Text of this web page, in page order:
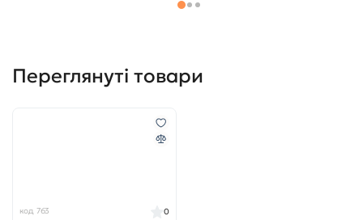
Переглянуті товари
код 763 0